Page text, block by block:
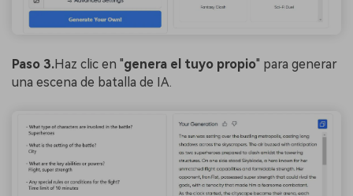
Paso 3.Haz clic en "genera el tuyo propio" para generar
una escena de batalla de IA.